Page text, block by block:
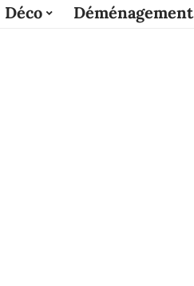
Déco Déménagement